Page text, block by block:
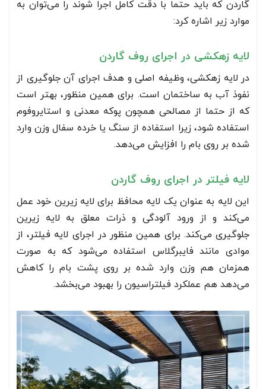
گاردن که باید حتما با دقت کامل اجرا شوند را می‌توان به
موارد زیر اشاره کرد:
لایه زهکشی در اجرای روف گاردن
در لایه زهکشی، وظیفه اصلی و هدف اجرای آن جلوگیری از
نفوذ آب به ساختمان است. برای همین منظور، بهتر است
که از حتما از مصالحی همچون پوکه معدنی و استایروفوم
استفاده شود، زیرا استفاده از سنگ یا خرده سفال وزن وارد
شده بر روی بام را افزایش می‌دهد.
لایه فیلتر در اجرای روف گاردن
این لایه به عنوان یک لایه محافظ برای لایه زیرین خود عمل
می‌کند و از ورود آلودگی و ذرات معلق به لایه زیرین
جلوگیری می‌کند. برای همین منظور در اجرای لایه فیلتر، از
موادی مانند فایبرگلاس استفاده می‌شود که به صورت
همزمان هم وزن وارد شده بر روی پشت بام را کاهش
می‌دهد هم عملکرد فیلتراسیون را بهبود می‌بخشد.